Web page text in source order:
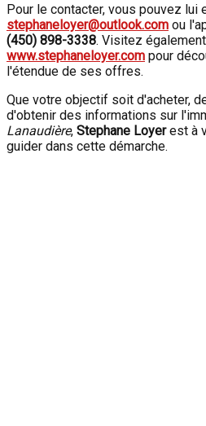
Pour le contacter, vous pouvez lui
stephaneloyer@outlook.com ou
(450) 898-3338. Visitez
www.stephaneloyer.com pour
l'étendue de ses offres.
Que votre objectif soit d'acheter,
d'obtenir des informations sur
Lanaudière, Stephane Loyerest à
guider dans cette démarche.